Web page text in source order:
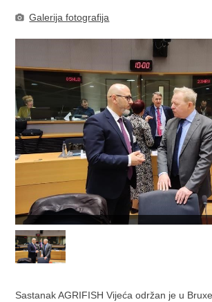
Galerija fotografija
Sastanak AGRIFISH Vijeća održan je u